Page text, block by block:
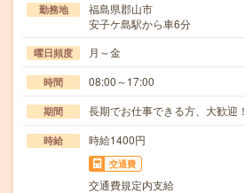
勤務地
福島県郡山市
安子ケ島駅から車6分
曜日頻度 月～金
時間 08:00～17:00
期間 長期でお仕事できる方、大歓迎！
時給 時給1400円
交通費
交通費規定内支給